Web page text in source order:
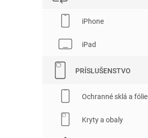
iPhone
iPad
PRÍSLUŠENSTVO
Ochranné sklá a fólie
Kryty a obaly